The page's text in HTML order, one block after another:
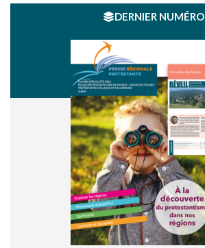
DERNIER NUMÉRO